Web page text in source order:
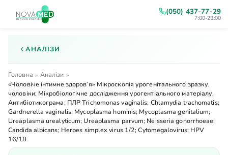
(050) 437-77-29
7:00-23:00
АНАЛІЗИ
Головна » Аналізи »
«Чоловіче інтимне здоров’я» Мікроскопія урогенітального зразку,
чоловіки; Мікробіологічне дослідження урогентіального матеріалу.
Антибіотикограма; ПЛР Trichomonas vaginalis; Chlamydia trachomatis;
Gardnerella vaginalis; Mycoplasma hominis; Mycoplasma genitalium;
Ureaplasma urealyticum; Ureaplasma parvum; Neisseria gonorrhoeae;
Candida albicans; Herpes simplex virus 1/2; Cytomegalovirus; HPV
16/18